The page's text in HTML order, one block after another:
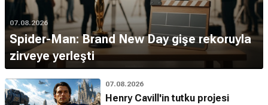
07.08.2026
Spider-Man: Brand New Day gişe rekoruyla
zirveye yerleşti
07.08.2026
Henry Cavill'in tutku projesi